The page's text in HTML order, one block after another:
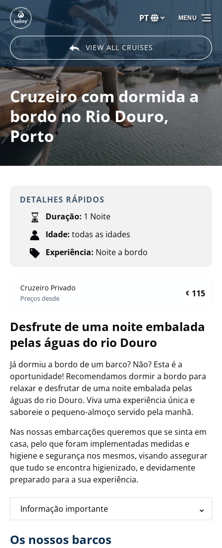
Passar para a navegação primária
Passar para o conteúdo
Passar para o rodapé
Selecione
o
idioma
PT
VIEW ALL CRUISES
MENU
Cruzeiro com dormida a
bordo no Rio Douro,
Porto
DETALHES RÁPIDOS
Duração: 1 Noite
Idade: todas as idades
Experiência: Noite a bordo
Cruzeiro Privado
Preços desde
€ 115
Desfrute de uma noite embalada
pelas águas do rio Douro
Já dormiu a bordo de um barco? Não? Esta é a
oportunidade! Recomendamos dormir a bordo para
relaxar e desfrutar de uma noite embalada pelas
águas do rio Douro. Viva uma experiência única e
saboreie o pequeno-almoço servido pela manhã.
Nas nossas embarcações queremos que se sinta em
casa, pelo que foram implementadas medidas e
higiene e segurança nos mesmos, visando assegurar
que tudo se encontra higienizado, e devidamente
preparado para a sua experiência.
Informação importante
Os nossos barcos